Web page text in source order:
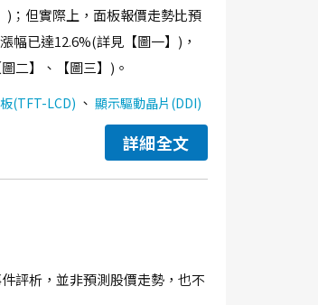
；但實際上，面板報價走勢比預
幅已達12.6%(詳見【圖一】)，
二】、【圖三】)。
(TFT-LCD) 、 顯示驅動晶片(DDI)
詳細全文
評析，並非預測股價走勢，也不